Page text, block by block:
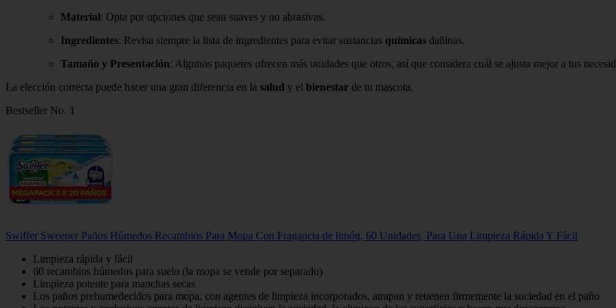
Material: Opta por opciones que sean suaves y no abrasivas.
Ingredientes: Revisa siempre la lista de ingredientes para evitar sustancias químicas dañinas.
Tamaño y Presentación: Algunos paquetes ofrecen más unidades que otros, así que considera cuál se ajusta mejor a tus
La elección correcta puede hacer una gran diferencia en la salud y el bienestar de tu mascota.
Bestseller No. 1
Swiffer Sweeper Paños Húmedos Recambios Para Mopa Con Fragancia de limón, 60 Unidades, Para Una Limpieza Rápida Y Fácil
Limpieza rápida y fácil
60 recambios húmedos para suelo (la mopa se vende por separado)
Limpieza potente para manchas secas
Los paños prehumedecidos para mopa, con agentes de limpieza incorporados, atrapan y retienen firmemente la suciedad en el paño